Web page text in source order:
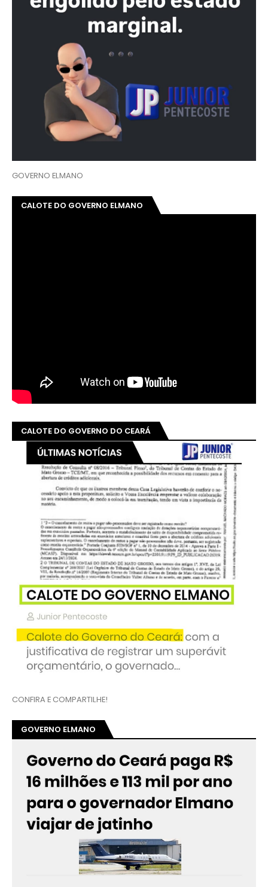
GOVERNO ELMANO
CALOTE DO GOVERNO ELMANO
CALOTE DO GOVERNO DO CEARÁ
CONFIRA E COMPARTILHE!
GOVERNO ELMANO